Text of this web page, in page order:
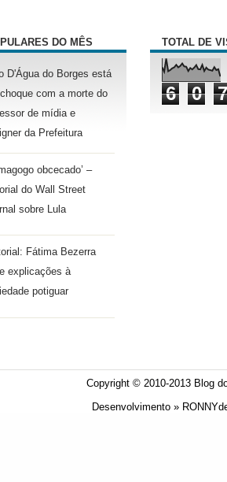
DO MÊS
D'Água do Borges está
com a morte do
de mídia e
da Prefeitura
obcecado’ –
do Wall Street
sobre Lula
Fátima Bezerra
explicações à
potiguar
TOTAL DE
6 0 7
Copyright © 2010-2013 Blog
Desenvolvimento »